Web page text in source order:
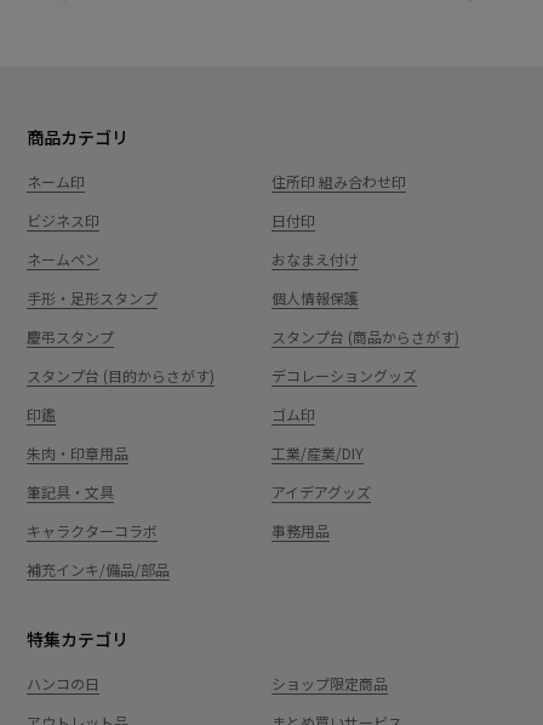
商品カテゴリ
ネーム印
住所印 組み合わせ印
ビジネス印
日付印
ネームペン
おなまえ付け
手形・足形スタンプ
個人情報保護
慶弔スタンプ
スタンプ台 (商品からさがす)
スタンプ台 (目的からさがす)
デコレーショングッズ
印鑑
ゴム印
朱肉・印章用品
工業/産業/DIY
筆記具・文具
アイデアグッズ
キャラクターコラボ
事務用品
補充インキ/備品/部品
特集カテゴリ
ハンコの日
ショップ限定商品